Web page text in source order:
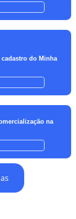
do Minha
na